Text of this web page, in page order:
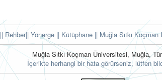
|| Rehber|| Yönerge || Kütüphane || Muğla Sıtkı
Muğla Sıtkı Koçman Üniversitesi, Muğla,
İçerikte herhangi bir hata görürseniz, lütfen